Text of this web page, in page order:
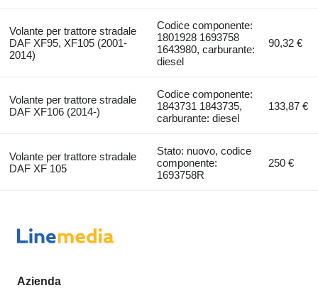
Volante per trattore stradale
DAF XF95, XF105 (2001-
2014)
Codice componente:
1801928 1693758
1643980, carburante:
diesel
90,32 €
Volante per trattore stradale
DAF XF106 (2014-)
Codice componente:
1843731 1843735,
carburante: diesel
133,87 €
Volante per trattore stradale
DAF XF 105
Stato: nuovo, codice
componente:
1693758R
250 €
Azienda